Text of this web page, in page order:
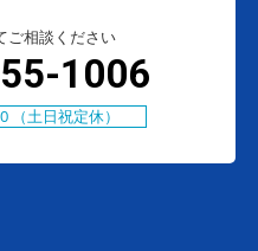
ご相談ください
1006
（土日祝定休）